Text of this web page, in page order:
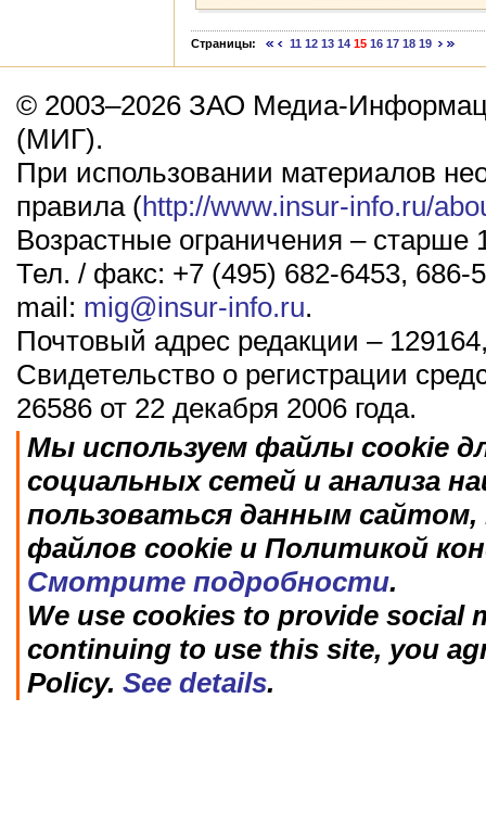
Страницы: 11 12 13 14 15 16 17 18 19
© 2003–2026 ЗАО Медиа-
(МИГ).
При использовании материалов
правила (http://www.insur-info.ru/
Возрастные ограничения – старше
Тел. / факс: +7 (495) 682-6453, 686-
mail: mig@insur-info.ru.
Почтовый адрес редакции –
Свидетельство о регистрации
26586 от 22 декабря 2006 года.
Мы используем файлы cookie
социальных сетей и анализа
пользоваться данным
файлов cookie и Политикой
Смотрите подробности.
We use cookies to provide social
continuing to use this site, you
Policy. See details.